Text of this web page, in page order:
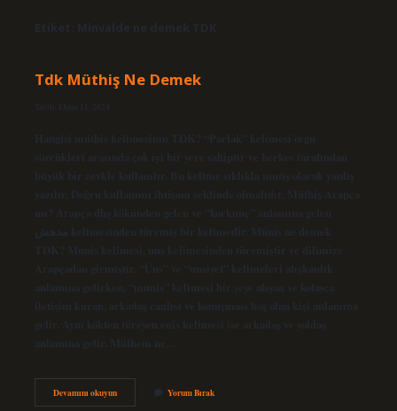
Etiket: Minvalde ne demek TDK
Tdk Müthiş Ne Demek
Tarih: Ekim 11, 2024
Hangisi müthiş kelimesinin TDK? “Parlak” kelimesi övgü
sözcükleri arasında çok iyi bir yere sahiptir ve herkes tarafından
büyük bir zevkle kullanılır. Bu kelime sıklıkla mutiş olarak yanlış
yazılır. Doğru kullanımı ihtişam şeklinde olmalıdır. Müthiş Arapça
mı? Arapça dhş kökünden gelen ve “korkunç” anlamına gelen
مدهش kelimesinden türemiş bir kelimedir. Münis ne demek
TDK? Munis kelimesi, uns kelimesinden türemiştir ve dilimize
Arapçadan girmiştir. “Üns” ve “unsiyet” kelimeleri alışkanlık
anlamına gelirken, “munis” kelimesi bir şeye alışan ve kolayca
iletişim kuran, arkadaş canlısı ve konuşması hoş olan kişi anlamına
gelir. Aynı kökten türeyen enis kelimesi ise arkadaş ve yoldaş
anlamına gelir. Mülhem ne…
Devamını okuyunTdk
Müthiş
Yorum Bırak